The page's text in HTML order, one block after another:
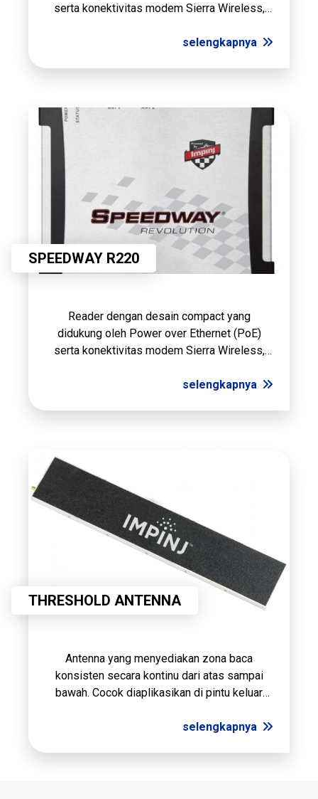
serta konektivitas modem Sierra Wireless,
meningkatkan fleksibilitas aplikasi dan
selengkapnya
SPEEDWAY R220
Reader dengan desain compact yang
didukung oleh Power over Ethernet (PoE)
serta konektivitas modem Sierra Wireless,
meningkatkan fleksibilitas aplikasi dan
selengkapnya
THRESHOLD ANTENNA
Antenna yang menyediakan zona baca
konsisten secara kontinu dari atas sampai
bawah. Cocok diaplikasikan di pintu keluar
jangkauan baca yang Jauh pada area 4x3 m.
selengkapnya